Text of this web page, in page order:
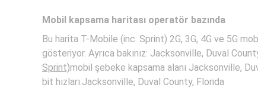
Mobil kapsama haritası operatör bazında
Bu harita T-Mobile (inc. Sprint) 2G, 3G, 4G ve 5G
gösteriyor. Ayrıca bakınız: Jacksonville, Duval
Sprint)mobil şebeke kapsama alanı Jacksonville,
bit hızları.Jacksonville, Duval County, Florida